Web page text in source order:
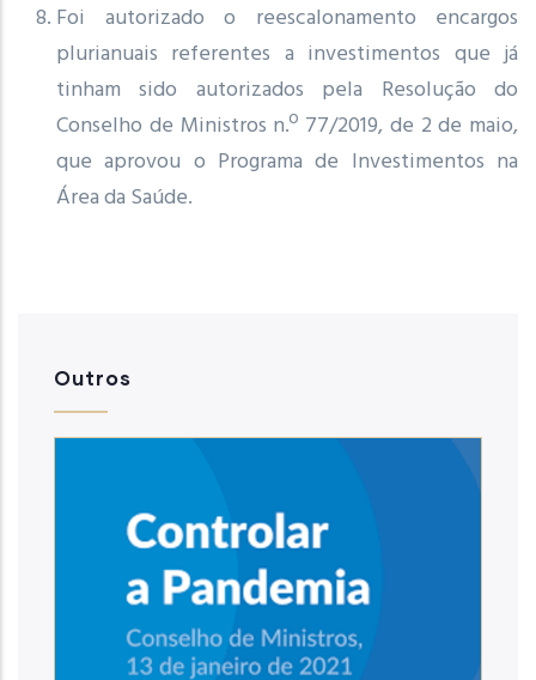
Foi autorizado o reescalonamento encargos
plurianuais referentes a investimentos que já
tinham sido autorizados pela Resolução do
Conselho de Ministros n.º 77/2019, de 2 de maio,
que aprovou o Programa de Investimentos na
Área da Saúde.
Outros